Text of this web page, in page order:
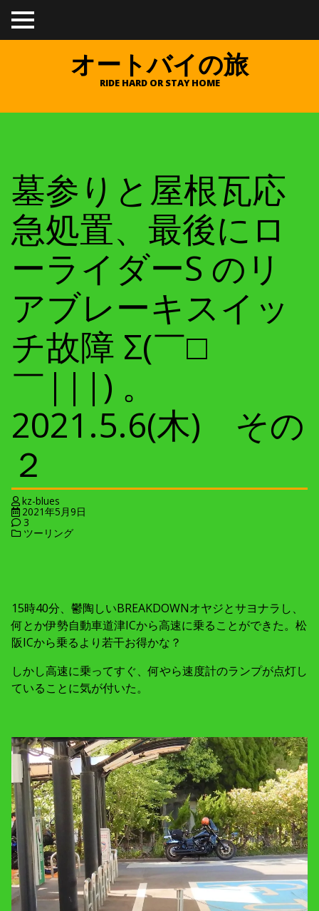
TO
GGL
オートバイの旅
RIDE HARD OR STAY HOME
墓参りと屋根瓦応
急処置、最後にロ
ーライダーS のリ
アブレーキスイッ
チ故障 Σ(￣□
￣|||) 。
2021.5.6(木) その
２
kz-blues
2021年5月9日
3
ツーリング
15時40分、鬱陶しいBREAKDOWNオヤジとサヨナラし、
何とか伊勢自動車道津ICから高速に乗ることができた。松
阪ICから乗るより若干お得かな？
しかし高速に乗ってすぐ、何やら速度計のランプが点灯し
ていることに気が付いた。